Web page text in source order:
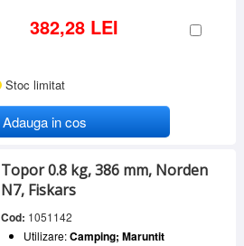
382,28 LEI
Stoc limitat
Adauga in cos
Topor 0.8 kg, 386 mm, Norden
N7, Fiskars
Cod: 1051142
Utilizare:Camping; Maruntit